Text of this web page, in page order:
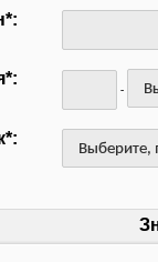
-